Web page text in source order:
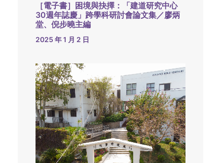
［電子書］困境與抉擇：「建道研究中心
30週年誌慶」跨學科研討會論文集／廖炳
堂、倪步曉主編
2025 年 1 月 2 日